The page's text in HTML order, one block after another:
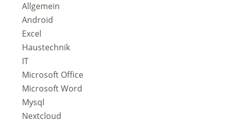
Allgemein
Android
Excel
Haustechnik
IT
Microsoft Office
Microsoft Word
Mysql
Nextcloud